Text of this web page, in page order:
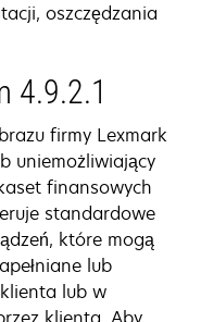
oszczędzania
4.9.2.1
firmy Lexmark
uniemożliwiający
finansowych
standardowe
które mogą
lub
lub w